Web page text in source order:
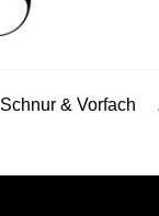
Schnur & Vorfach